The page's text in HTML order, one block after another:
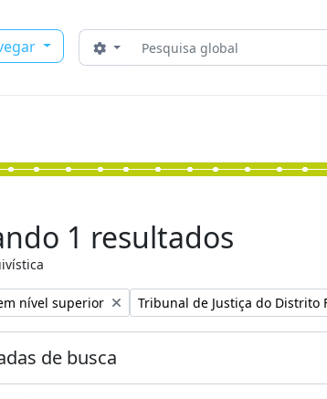
Buscar
Opções de busca
1 resultados
nível superior Remover filtro:
Tribunal de Justiça do Distrito
de busca